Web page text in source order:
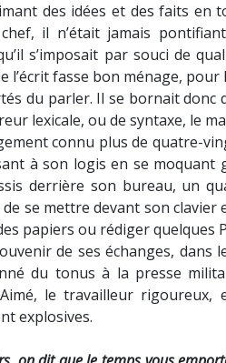
des idées et des faits en
il n’était jamais
s’imposait par souci de
l’écrit fasse bon ménage,
du parler. Il se bornait
lexicale, ou de syntaxe, le
connu plus de quatre-
à son logis en se moquant
derrière son bureau, un
se mettre devant son clavier
papiers ou rédiger quelques
de ses échanges, dans
du tonus à la presse
le travailleur rigoureux,
explosives.